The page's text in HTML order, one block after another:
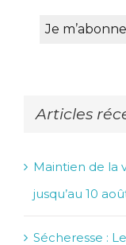
Articles
Maintien de la
jusqu’au 10
Sécheresse :